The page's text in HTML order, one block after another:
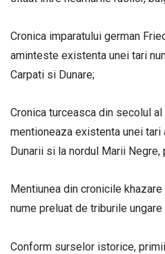
Cronica imparatului german
aminteste existenta unei tari
Carpati si Dunare;
Cronica turceasca din secolul
mentioneaza existenta unei tari
Dunarii si la nordul Marii Negre,
Mentiunea din cronicile
nume preluat de triburile
Conform surselor istorice,